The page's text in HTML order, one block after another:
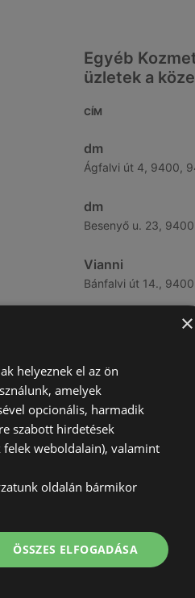
Egyéb
üzletek a
CÍM
dm
Ágfalvi út 4, 9400,
dm
Besenyő u. 23,
Vianni
Bánfalvi út 14.,
Bánfalvi út 6-8.,
Rossmann
Kodály Zoltán tér
dm
Lackner Kristóf u.
A(z) Benu
A(z) goods
×
helyeznek el az ön
amelyek
opcionális, harmadik
szabott hirdetések
felek weboldalain), valamint
oldalán bármikor
ÖSSZES ELFOGADÁSA